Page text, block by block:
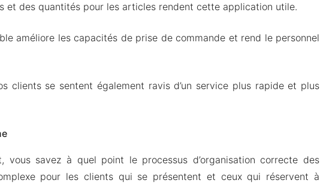
et des quantités pour les articles rendent cette application utile.
améliore les capacités de prise de commande et rend le personnel
clients se sentent également ravis d’un service plus rapide et plus
vous savez à quel point le processus d’organisation correcte des
pour les clients qui se présentent et ceux qui réservent à